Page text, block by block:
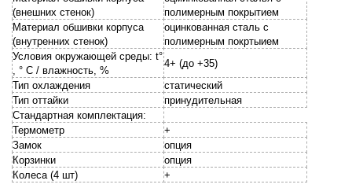
(внешних стенок)
полимерным покрытием
Материал обшивки корпуса
(внутренних стенок)
оцинкованная сталь с
полимерным покртыием
Условия окружающей среды: t°
, ° С / влажность, %
4+ (до +35)
Тип охлаждения
статический
Тип оттайки
принудительная
Стандартная комплектация:
Термометр
+
Замок
опция
Корзинки
опция
Колеса (4 шт)
+